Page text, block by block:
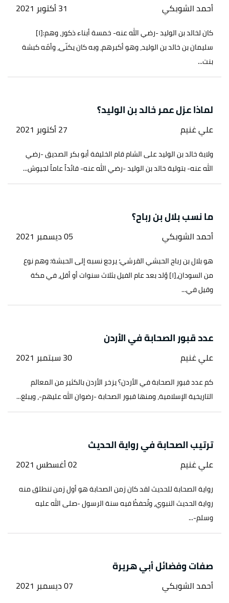
أحمد الشوبكي 31 أكتوبر 2021
كان لخالد بن الوليد -رضي الله عنه- خمسة أبناء ذكور، وهم:[١]
سليمان بن خالد بن الوليد، وهو أكبرهم، وبه كان يكنّى، وأمّه كبشة
بنت...
لماذا عزل عمر خالد بن الوليد؟
علي غنيم 27 أكتوبر 2021
ولاية خالد بن الوليد على الشام قام الخليفة أبو بكر الصديق -رضي
الله عنه- بتولية خالد بن الوليد -رضي الله عنه- قائداً عاماً لجيوش...
ما نسب بلال بن رباح؟
أحمد الشوبكي 05 ديسمبر 2021
هو بلال بن رباح الحبشي القرشي؛ يرجع نسبه إلى الحبشة؛ وهم نوع
من السودان،[١] وُلد بعد عام الفيل بثلاث سنوات أو أقل، في مكة
وقيل في...
عدد قبور الصحابة في الأردن
علي غنيم 30 سبتمبر 2021
كم عدد قبور الصحابة في الأردن؟ يزخر الأردن بالكثير من المعالم
التاريخية الإسلامية، ومنها قبور الصحابة -رضوان الله عليهم-، ويبلغ...
ترتيب الصحابة في رواية الحديث
علي غنيم 02 أغسطس 2021
رواية الصحابة للحديث لقد كان زمن الصحابة هو أول زمن تنطلق منه
رواية الحديث النبوي، وتُحفظُ فيه سنة الرسول -صلى الله عليه
وسلم-...
صفات وفضائل أبي هريرة
أحمد الشوبكي 07 ديسمبر 2021